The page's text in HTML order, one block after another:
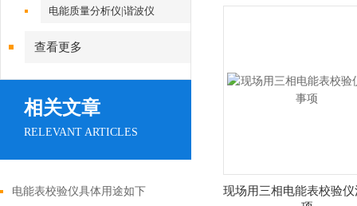
电能质量分析仪|谐波仪
查看更多
相关文章
RELEVANT ARTICLES
电能表校验仪具体用途如下
现场用三相电能表校验